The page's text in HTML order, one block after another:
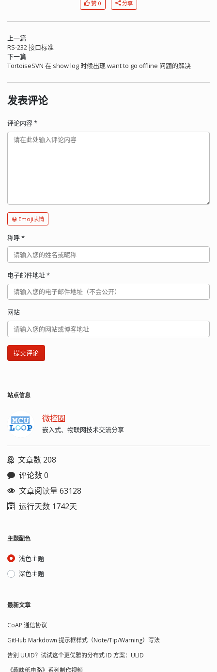
赞 0 分享
上一篇
RS-232 接口标准
下一篇
TortoiseSVN 在 show log 时候出现 want to go offline 问题的解决
发表评论
评论内容*
😀 Emoji表情
称呼*
电子邮件地址*
网站
提交评论
站点信息
微控圈
嵌入式、物联网技术交流分享
文章数 208
评论数 0
文章阅读量 63128
运行天数 1742天
主题配色
浅色主题
深色主题
最新文章
CoAP 通信协议
GitHub Markdown 提示框样式（Note/Tip/Warning）写法
告别 UUID？试试这个更优雅的分布式 ID 方案：ULID
《趣味纸电路》系列制作视频